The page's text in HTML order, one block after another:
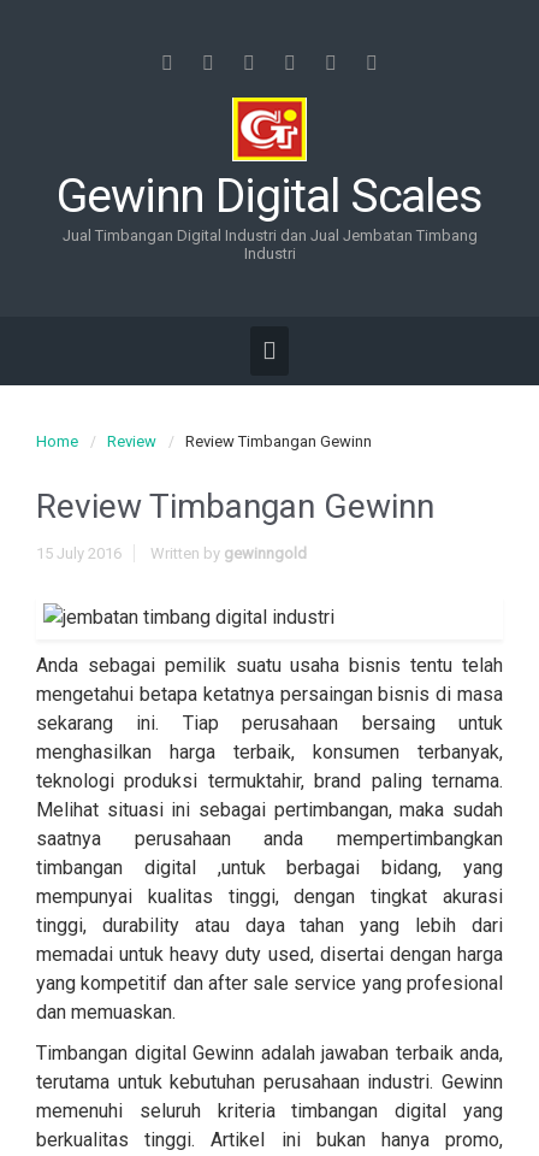
Gewinn Digital Scales
Jual Timbangan Digital Industri dan Jual Jembatan Timbang
Industri
Home Review Review Timbangan Gewinn
Review Timbangan Gewinn
15 July 2016 Written by gewinngold
Anda sebagai pemilik suatu usaha bisnis tentu telah
mengetahui betapa ketatnya persaingan bisnis di masa
sekarang ini. Tiap perusahaan bersaing untuk
menghasilkan harga terbaik, konsumen terbanyak,
teknologi produksi termuktahir, brand paling ternama.
Melihat situasi ini sebagai pertimbangan, maka sudah
saatnya perusahaan anda mempertimbangkan
timbangan digital ,untuk berbagai bidang, yang
mempunyai kualitas tinggi, dengan tingkat akurasi
tinggi, durability atau daya tahan yang lebih dari
memadai untuk heavy duty used, disertai dengan harga
yang kompetitif dan after sale service yang profesional
dan memuaskan.
Timbangan digital Gewinn adalah jawaban terbaik anda,
terutama untuk kebutuhan perusahaan industri. Gewinn
memenuhi seluruh kriteria timbangan digital yang
berkualitas tinggi. Artikel ini bukan hanya promo,